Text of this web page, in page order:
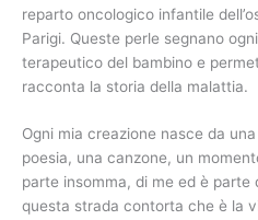
reparto oncologico infantile
Parigi. Queste perle segnano
terapeutico del bambino e
racconta la storia della malattia.
Ogni mia creazione nasce da
poesia, una canzone, un
parte insomma, di me ed è
questa strada contorta che è la